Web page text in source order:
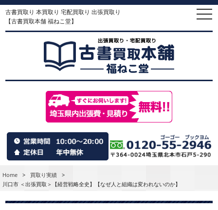
古書買取り 本買取り 宅配買取り 出張買取り
【古書買取本舗 福ねこ堂】
Home > 買取り実績
>
川口市 ＜出張買取＞【経営戦略全史】【なぜ人と組織は変われないのか】